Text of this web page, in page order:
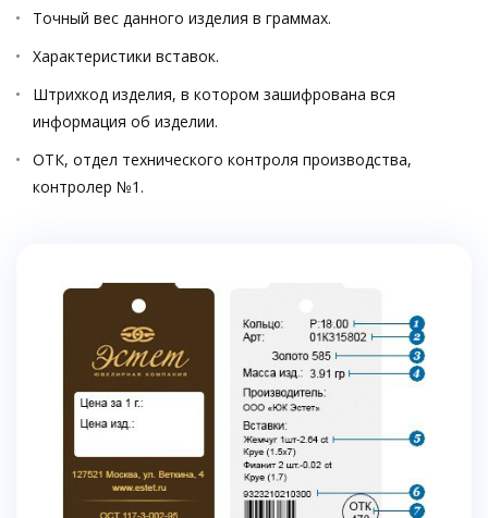
Точный вес данного изделия в граммах.
Характеристики вставок.
Штрихкод изделия, в котором зашифрована вся
информация об изделии.
ОТК, отдел технического контроля производства,
контролер №1.